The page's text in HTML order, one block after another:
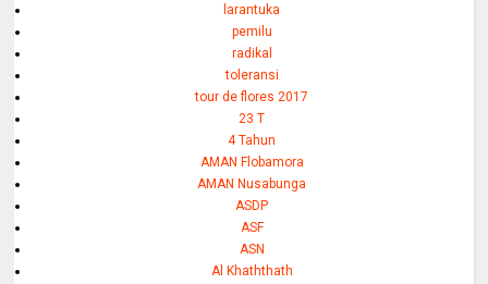
larantuka
pemilu
radikal
toleransi
tour de flores 2017
23 T
4 Tahun
AMAN Flobamora
AMAN Nusabunga
ASDP
ASF
ASN
Al Khaththath